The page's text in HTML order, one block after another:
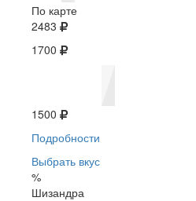
По карте
2483
1700
1500
Подробности
Выбрать вкус
%
Шизандра